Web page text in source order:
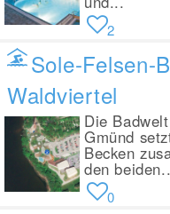
2
Sole-Felsen-
Waldviertel
Die
Gmünd
Becken
den
0